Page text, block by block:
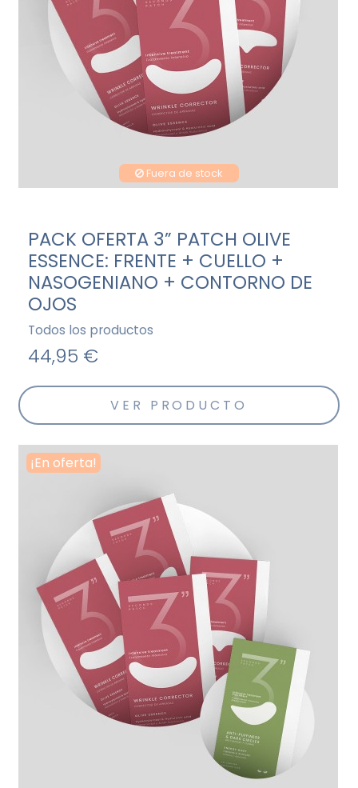
Fuera de stock
PACK OFERTA 3” PATCH OLIVE
ESSENCE: FRENTE + CUELLO +
NASOGENIANO + CONTORNO DE
OJOS
Todos los productos
44,95 €
VER PRODUCTO
¡En oferta!